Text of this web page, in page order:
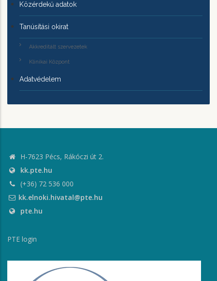
Közérdekű adatok
Tanúsítási okirat
Akkreditált szervezetek
Klinikai Központ
Adatvédelem
H-7623 Pécs, Rákóczi út 2.
kk.pte.hu
(+36) 72 536 000
kk.elnoki.hivatal@pte.hu
pte.hu
PTE login